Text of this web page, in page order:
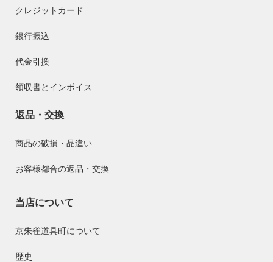
クレジットカード
銀行振込
代金引換
領収書とインボイス
返品・交換
商品の破損・品違い
お客様都合の返品・交換
当店について
京朱雀道具町について
歴史